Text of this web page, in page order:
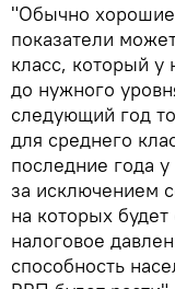
"Обычно
показатели
класс, который у
до нужного
следующий год
для среднего
последние года
за исключением
на которых
налоговое
способность